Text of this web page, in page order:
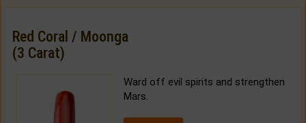
Red Coral / Moonga
(3 Carat)
Ward off evil spirits and strengthen
Mars.